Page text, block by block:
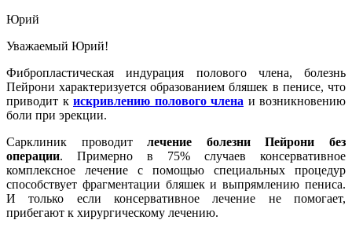
Юрий
Уважаемый Юрий!
Фибропластическая индурация полового члена, болезнь
Пейрони характеризуется образованием бляшек в пенисе, что
приводит к искривлению полового члена и возникновению
боли при эрекции.
Сарклиник проводитлечение болезни Пейрони без
операции. Примерно в 75% случаев консервативное
комплексное лечение с помощью специальных процедур
способствует фрагментации бляшек и выпрямлению пениса.
И только если консервативное лечение не помогает,
прибегают к хирургическому лечению.